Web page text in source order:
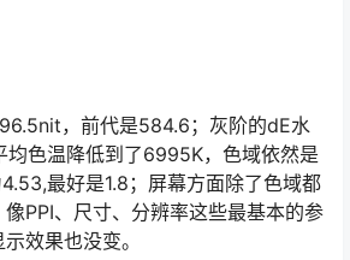
，前代是584.6；灰阶的dE水
色温降低到了6995K，色域依然是
最好是1.8；屏幕方面除了色域都
PPI、尺寸、分辨率这些最基本的参
效果也没变。